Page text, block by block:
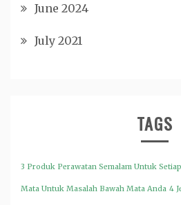
June 2024
July 2021
TAGS
3 Produk Perawatan Semalam Untuk
Mata Untuk Masalah Bawah Mata Anda 4